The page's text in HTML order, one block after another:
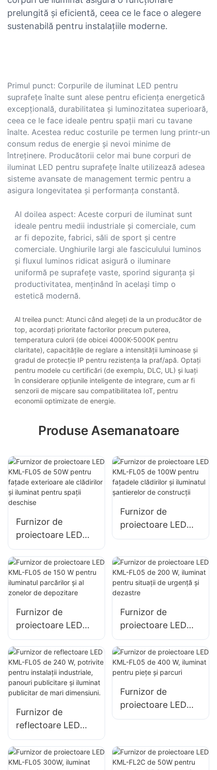
prelungită și eficientă, ceea ce le face o alegere
sustenabilă pentru instalațiile moderne.
Primul punct: Corpurile de iluminat LED pentru
suprafețe înalte sunt alese pentru eficiența energetică
excepțională, durabilitatea și luminozitatea superioară,
ceea ce le face ideale pentru spații mari cu tavane
înalte. Acestea reduc costurile pe termen lung printr-un
consum redus de energie și nevoi minime de
întreținere. Producătorii celor mai bune corpuri de
iluminat LED pentru suprafețe înalte utilizează adesea
sisteme avansate de management termic pentru a
asigura longevitatea și performanța constantă.
Al doilea aspect: Aceste corpuri de iluminat sunt
ideale pentru medii industriale și comerciale, cum
ar fi depozite, fabrici, săli de sport și centre
comerciale. Unghiurile largi ale fasciculului luminos
și fluxul luminos ridicat asigură o iluminare
uniformă pe suprafețe vaste, sporind siguranța și
productivitatea, menținând în același timp o
estetică modernă.
Al treilea punct: Atunci când alegeți de la un producător de
top, acordați prioritate factorilor precum puterea,
temperatura culorii (de obicei 4000K-5000K pentru
claritate), capacitățile de reglare a intensității luminoase și
gradul de protecție IP pentru rezistența la praf/apă. Optați
pentru modele cu certificări (de exemplu, DLC, UL) și luați
în considerare opțiunile inteligente de integrare, cum ar fi
senzorii de mișcare sau compatibilitatea IoT, pentru
economii optimizate de energie.
Produse Asemanatoare
Furnizor de
proiectoare LED
KML-FL05 de 50W
pentru fațade
exterioare ale
clădirilor și iluminat
deschise
Furnizor de
proiectoare LED
KML-FL05 de 100W
clădirilor și
iluminatul
șantierelor de
Furnizor de
proiectoare LED
KML-FL05 de 150
W pentru iluminatul
parcărilor și al
zonelor de
depozitare
Furnizor de
proiectoare LED
KML-FL05 de 200
W, iluminat pentru
situații de urgență
și dezastre
Furnizor de
reflectoare LED
KML-FL05 de 240
W, potrivite pentru
instalații industriale,
Furnizor de
proiectoare LED
KML-FL05 de 400
piețe și parcuri